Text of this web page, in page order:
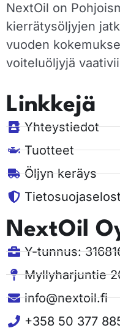
NextOil on
kierrätysöljyjen
vuoden
voiteluöljyjä
Linkkejä
Yhteystiedot
Tuotteet
Öljyn keräys
NextOil
Y-tunnus:
Myllyharjuntie
info@nextoil.fi
+358 50 377